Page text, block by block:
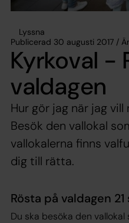
Lyssna
Publicerad 30 augusti 2017 /
Kyrkoval -
valdagen
Hur gör jag när jag
Besök den vallokal
vallokalerna finns
dig till rätta.
Rösta på valdagen
Du ska besöka den